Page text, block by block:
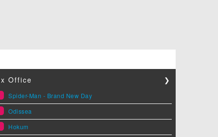
Office ❯
Spider-Man - Brand New Day
Odissea
Hokum